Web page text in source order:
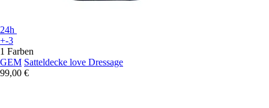
24h
+-3
1 Farben
GEM Satteldecke love Dressage
99,00 €